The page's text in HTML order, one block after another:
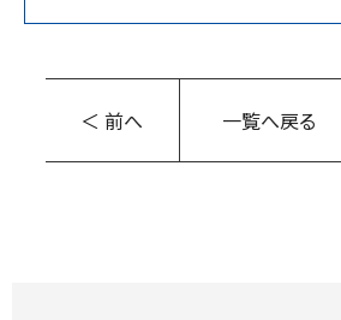
＜ 前へ 一覧へ戻る